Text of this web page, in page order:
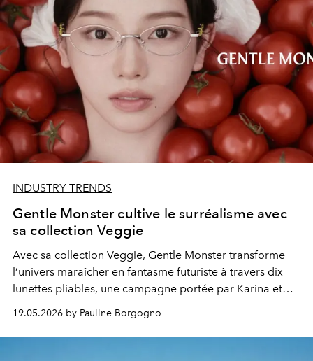
INDUSTRY TRENDS
Gentle Monster cultive le surréalisme avec
sa collection Veggie
Avec sa collection Veggie, Gentle Monster transforme
l’univers maraîcher en fantasme futuriste à travers dix
lunettes pliables, une campagne portée par Karina et
Yosh, et des pop-up immersifs aux allures de jardin
19.05.2026 by Pauline Borgogno